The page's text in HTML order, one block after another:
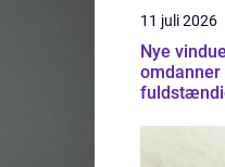
11 juli 2026
Nye
omdanner